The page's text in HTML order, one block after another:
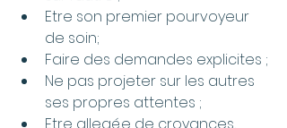
Etre son premier pourvoyeur
de soin;
Faire des demandes explicites ;
Ne pas projeter sur les autres
ses propres attentes ;